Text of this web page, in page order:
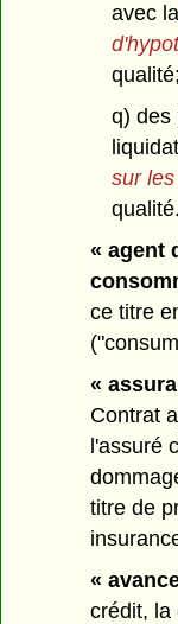
avec la
qualité;
q) des
sur
« agent
ce titre
«
Contrat
l'assuré
titre de
«
crédit, la